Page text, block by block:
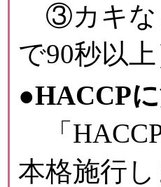
③カキな
で90秒以
●HACCP
「
本格施行